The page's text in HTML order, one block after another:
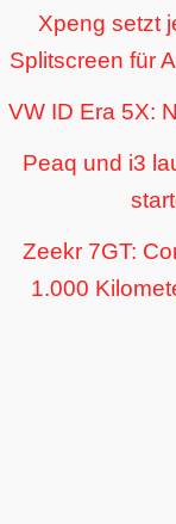
Xpeng setzt
Splitscreen für
VW ID Era 5X:
Peaq und i3
Zeekr 7GT:
1.000